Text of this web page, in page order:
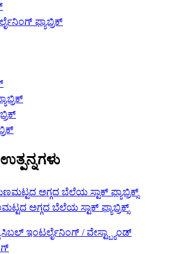
ಫ್ಯಾಬ್ರಿಕ್
ಅಗ್ಗದ ಬೆಲೆಯ ಸ್ಟಾಕ್ ಫ್ಯಾಬ್ರಿಕ್ಸ್